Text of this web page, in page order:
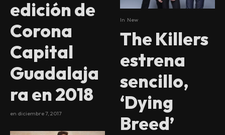
edición de
Corona
Capital
Guadalaja
ra en 2018
en diciembre 7, 2017
In New
The Killers
estrena
sencillo,
‘Dying
Breed’